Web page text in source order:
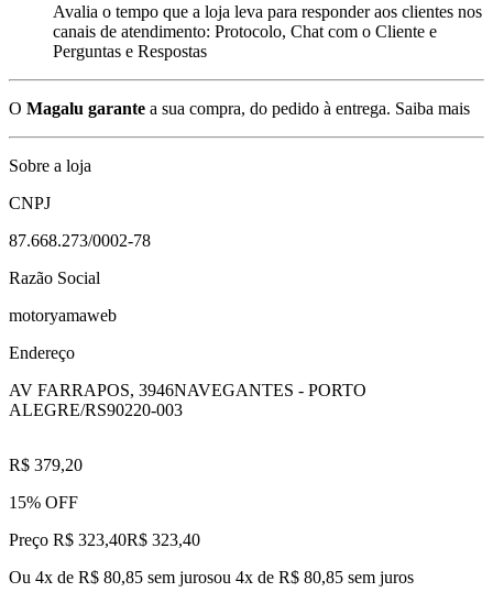
Avalia o tempo que a loja leva para responder aos clientes nos
canais de atendimento: Protocolo, Chat com o Cliente e
Perguntas e Respostas
O Magalu garante a sua compra, do pedido à entrega. Saiba mais
Sobre a loja
CNPJ
87.668.273/0002-78
Razão Social
motoryamaweb
Endereço
AV FARRAPOS, 3946NAVEGANTES - PORTO
ALEGRE/RS90220-003
R$ 379,20
15% OFF
Preço R$ 323,40R$ 323,40
Ou 4x de R$ 80,85 sem jurosou 4x de R$ 80,85 sem juros